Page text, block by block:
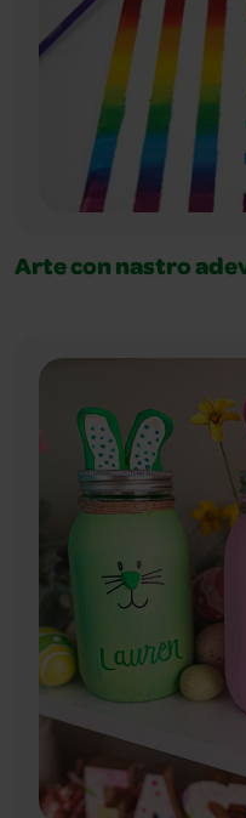
Arte con nastro